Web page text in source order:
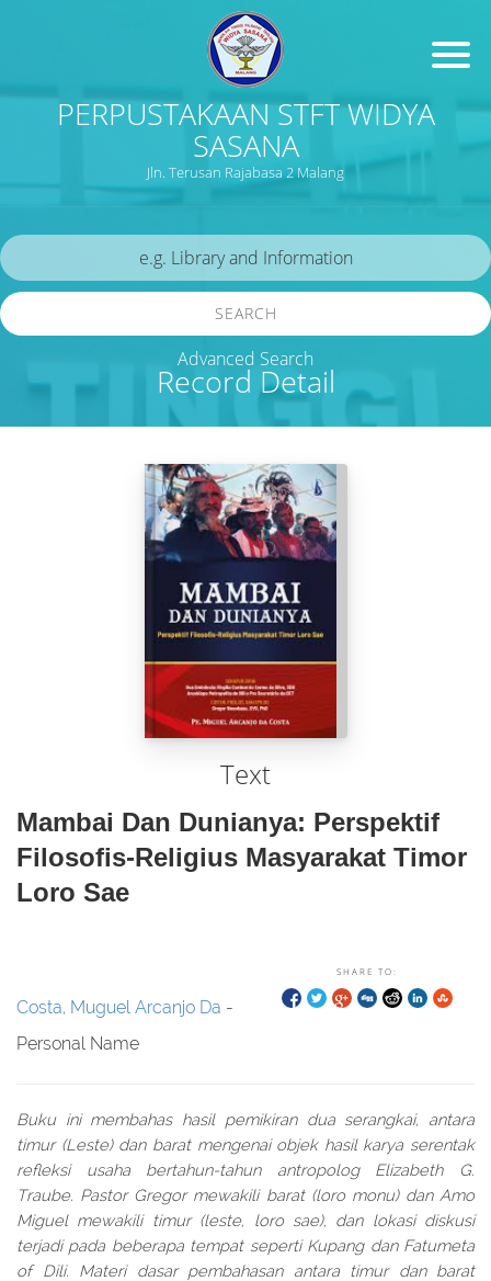
PERPUSTAKAAN STFT WIDYA
SASANA
Jln. Terusan Rajabasa 2 Malang
Record Detail
SEARCH
Advanced Search
Text
Mambai Dan Dunianya: Perspektif
Filosofis-Religius Masyarakat Timor
Loro Sae
SHARE TO:
Costa, Muguel Arcanjo Da -
Personal Name
Buku ini membahas hasil pemikiran dua serangkai, antara
timur (Leste) dan barat mengenai objek hasil karya serentak
refleksi usaha bertahun-tahun antropolog Elizabeth G.
Traube. Pastor Gregor mewakili barat (loro monu) dan Amo
Miguel mewakili timur (leste, loro sae), dan lokasi diskusi
terjadi pada beberapa tempat seperti Kupang dan Fatumeta
of Dili. Materi dasar pembahasan antara timur dan barat